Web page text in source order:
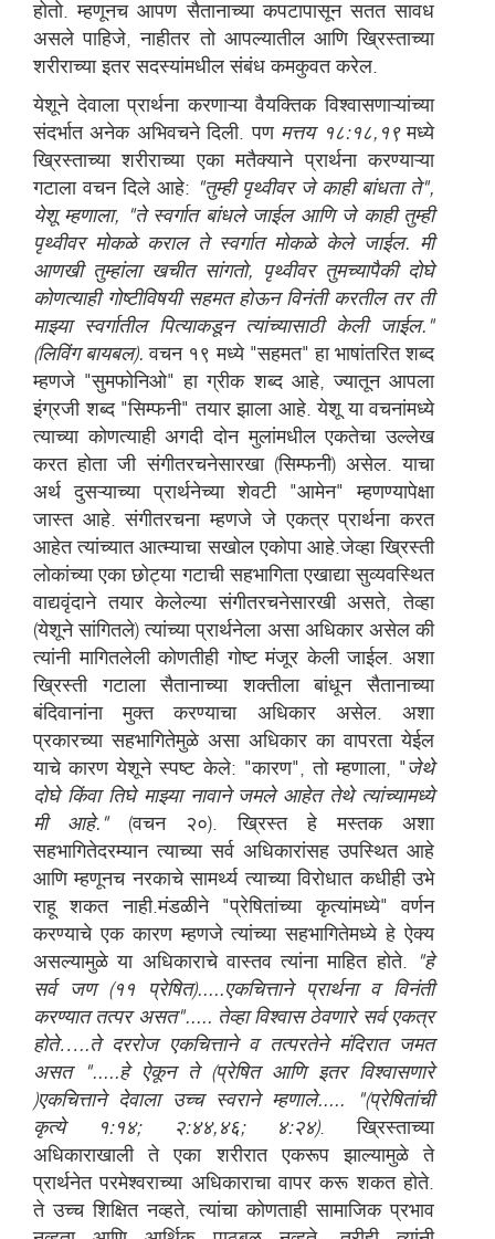
होतो. म्हणूनच आपण सैतानाच्या कपटापासून सतत सावध
असले पाहिजे, नाहीतर तो आपल्यातील आणि ख्रिस्ताच्या
शरीराच्या इतर सदस्यांमधील संबंध कमकुवत करेल.
येशूने देवाला प्रार्थना करणाऱ्या वैयक्तिक विश्वासणाऱ्यांच्या
संदर्भात अनेक अभिवचने दिली. पण मत्तय १८:१८,१९मध्ये
ख्रिस्ताच्या शरीराच्या एका मतैक्याने प्रार्थना करण्याऱ्या
गटाला वचन दिले आहे: "तुम्ही पृथ्वीवर जे काही बांधता ते",
येशू म्हणाला, "ते स्वर्गात बांधले जाईल आणि जे काही तुम्ही
पृथ्वीवर मोकळे कराल ते स्वर्गात मोकळे केले जाईल. मी
आणखी तुम्हांला खचीत सांगतो, पृथ्वीवर तुमच्यापैकी दोघे
कोणत्याही गोष्टीविषयी सहमत होऊन विनंती करतील तर ती
माझ्या स्वर्गातील पित्याकडून त्यांच्यासाठी केली जाईल."
(लिविंग बायबल). वचन १९ मध्ये "सहमत" हा भाषांतरित शब्द
म्हणजे "सुमफोनिओ" हा ग्रीक शब्द आहे, ज्यातून आपला
इंग्रजी शब्द "सिम्फनी" तयार झाला आहे. येशू या वचनांमध्ये
त्याच्या कोणत्याही अगदी दोन मुलांमधील एकतेचा उल्लेख
करत होता जी संगीतरचनेसारखा (सिम्फनी) असेल. याचा
अर्थ दुसऱ्याच्या प्रार्थनेच्या शेवटी "आमेन" म्हणण्यापेक्षा
जास्त आहे. संगीतरचना म्हणजे जे एकत्र प्रार्थना करत
आहेत त्यांच्यात आत्म्याचा सखोल एकोपा आहे.जेव्हा ख्रिस्ती
लोकांच्या एका छोट्या गटाची सहभागिता एखाद्या सुव्यवस्थित
वाद्यवृंदाने तयार केलेल्या संगीतरचनेसारखी असते, तेव्हा
(येशूने सांगितले) त्यांच्या प्रार्थनेला असा अधिकार असेल की
त्यांनी मागितलेली कोणतीही गोष्ट मंजूर केली जाईल. अशा
ख्रिस्ती गटाला सैतानाच्या शक्तीला बांधून सैतानाच्या
बंदिवानांना मुक्त करण्याचा अधिकार असेल. अशा
प्रकारच्या सहभागितेमुळे असा अधिकार का वापरता येईल
याचे कारण येशूने स्पष्ट केले: "कारण", तो म्हणाला, "जेथे
दोघे किंवा तिघे माझ्या नावाने जमले आहेत तेथे त्यांच्यामध्ये
मी आहे."(वचन २०). ख्रिस्त हे मस्तक अशा
सहभागितेदरम्यान त्याच्या सर्व अधिकारांसह उपस्थित आहे
आणि म्हणूनच नरकाचे सामर्थ्य त्याच्या विरोधात कधीही उभे
राहू शकत नाही.मंडळीने "प्रेषितांच्या कृत्यांमध्ये" वर्णन
करण्याचे एक कारण म्हणजे त्यांच्या सहभागितेमध्ये हे ऐक्य
असल्यामुळे या अधिकाराचे वास्तव त्यांना माहित होते.
"हे
सर्व जण (११ प्रेषित).....एकचित्ताने प्रार्थना व विनंती
करण्यात तत्पर असत"..... तेव्हा विश्वास ठेवणारे सर्व एकत्र
होते…..ते दररोज एकचित्ताने व तत्परतेने मंदिरात जमत
असत ".....हे ऐकून ते (प्रेषित आणि इतर विश्वासणारे
)एकचित्ताने देवाला उच्च स्वराने म्हणाले..... "(प्रेषितांची
कृत्ये १:१४; २:४४,४६; ४:२४). ख्रिस्ताच्या
अधिकाराखाली ते एका शरीरात एकरूप झाल्यामुळे ते
प्रार्थनेत परमेश्वराच्या अधिकाराचा वापर करू शकत होते.
ते उच्च शिक्षित नव्हते, त्यांचा कोणताही सामाजिक प्रभाव